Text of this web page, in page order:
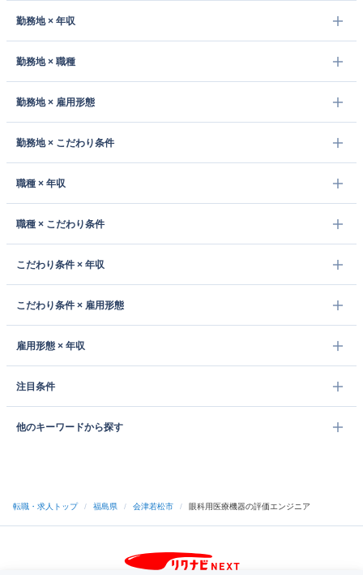
勤務地 × 年収
勤務地 × 職種
勤務地 × 雇用形態
勤務地 × こだわり条件
職種 × 年収
職種 × こだわり条件
こだわり条件 × 年収
こだわり条件 × 雇用形態
雇用形態 × 年収
注目条件
他のキーワードから探す
転職・求人トップ / 福島県 / 会津若松市 / 眼科用医療機器の評価エンジニア